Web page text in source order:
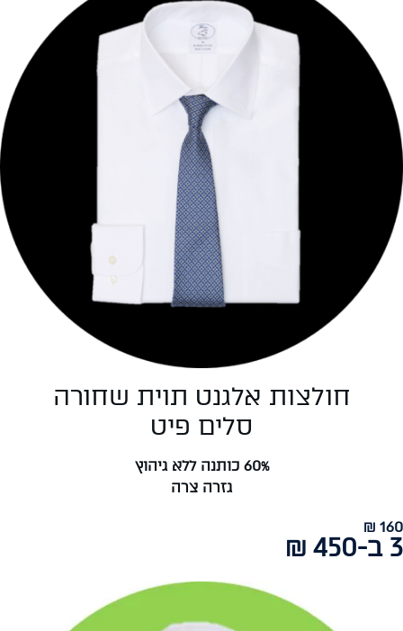
חולצות אלגנט תוית שחורה
סלים פיט
60% כותנה ללא גיהוץ
גזרה צרה
160 ₪
3 ב-450 ₪